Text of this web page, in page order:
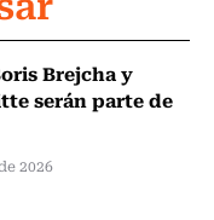
Brejcha y
serán parte de
2026